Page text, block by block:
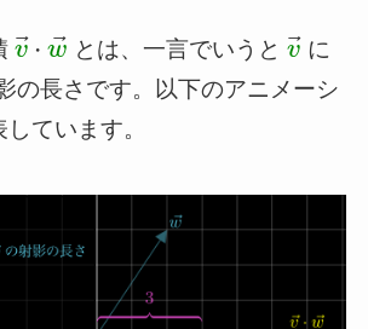
v⃗⋅ w
v→⋅w →
とは、一言でいうとv ⃗
v→
に
の長さです。以下のアニメーシ
ています。